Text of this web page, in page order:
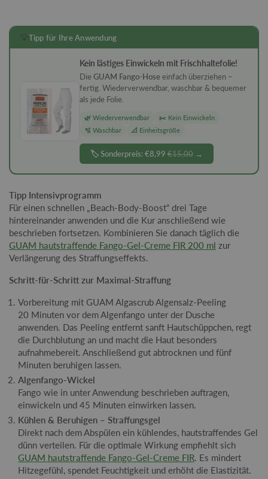
💡Tipp für Ihre Anwendung
Kein lästiges Einwickeln mit Frischhaltefolie!
Die GUAM Fango-Hoseeinfach überziehen –
fertig. Wiederverwendbar, waschbar & bequemer
als jede Folie.
🌿 Wiederverwendbar
✂️ Kein Einwickeln
🫧 Waschbar
📐 Einheitsgröße
🏷️ Sonderpreis: €8,99€15,00→
Tipp Intensivprogramm
Für einen schnellen „Beach-Body-Boost“ drei Tage
hintereinander anwenden und die Kur anschließend wie
beschrieben fortsetzen. Kombinieren Sie danach täglich die
GUAM hautstraffende Fango-Gel-Creme FIR 200 ml zur
Verlängerung des Straffungseffekts.
Schritt-für-Schritt zur Maximal-Straffung
Vorbereitung mit GUAM Algascrub Algensalz-Peeling
20 Minuten vor dem Algenfango unter der Dusche
anwenden. Das Peeling entfernt sanft Hautschüppchen, regt
die Durchblutung an und macht die Haut besonders
aufnahmebereit. Anschließend gut abtrocknen und fünf
Minuten beruhigen lassen.
Algenfango-Wickel
Fango wie in unter Anwendung beschrieben auftragen,
einwickeln und 45 Minuten einwirken lassen.
Kühlen & Beruhigen – Straffungsgel
Direkt nach dem Abspülen ein kühlendes, hautstraffendes Gel
dünn verteilen. Für die optimale Wirkung empfiehlt sich
GUAM hautstraffende Fango-Gel-Creme FIR. Es mindert
Hitzegefühl, spendet Feuchtigkeit und erhöht die Elastizität.